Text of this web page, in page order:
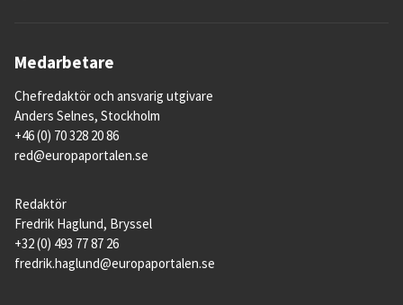
Medarbetare
Chefredaktör och ansvarig utgivare
Anders Selnes, Stockholm
+46 (0) 70 328 20 86
red@europaportalen.se
Redaktör
Fredrik Haglund, Bryssel
+32 (0) 493 77 87 26
fredrik.haglund@europaportalen.se